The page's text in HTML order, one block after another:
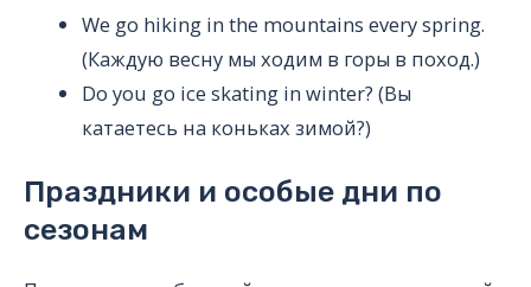
We go hiking in the mountains every spring.
(Каждую весну мы ходим в горы в поход.)
Do you go ice skating in winter? (Вы
катаетесь на коньках зимой?)
Праздники и особые дни по
сезонам